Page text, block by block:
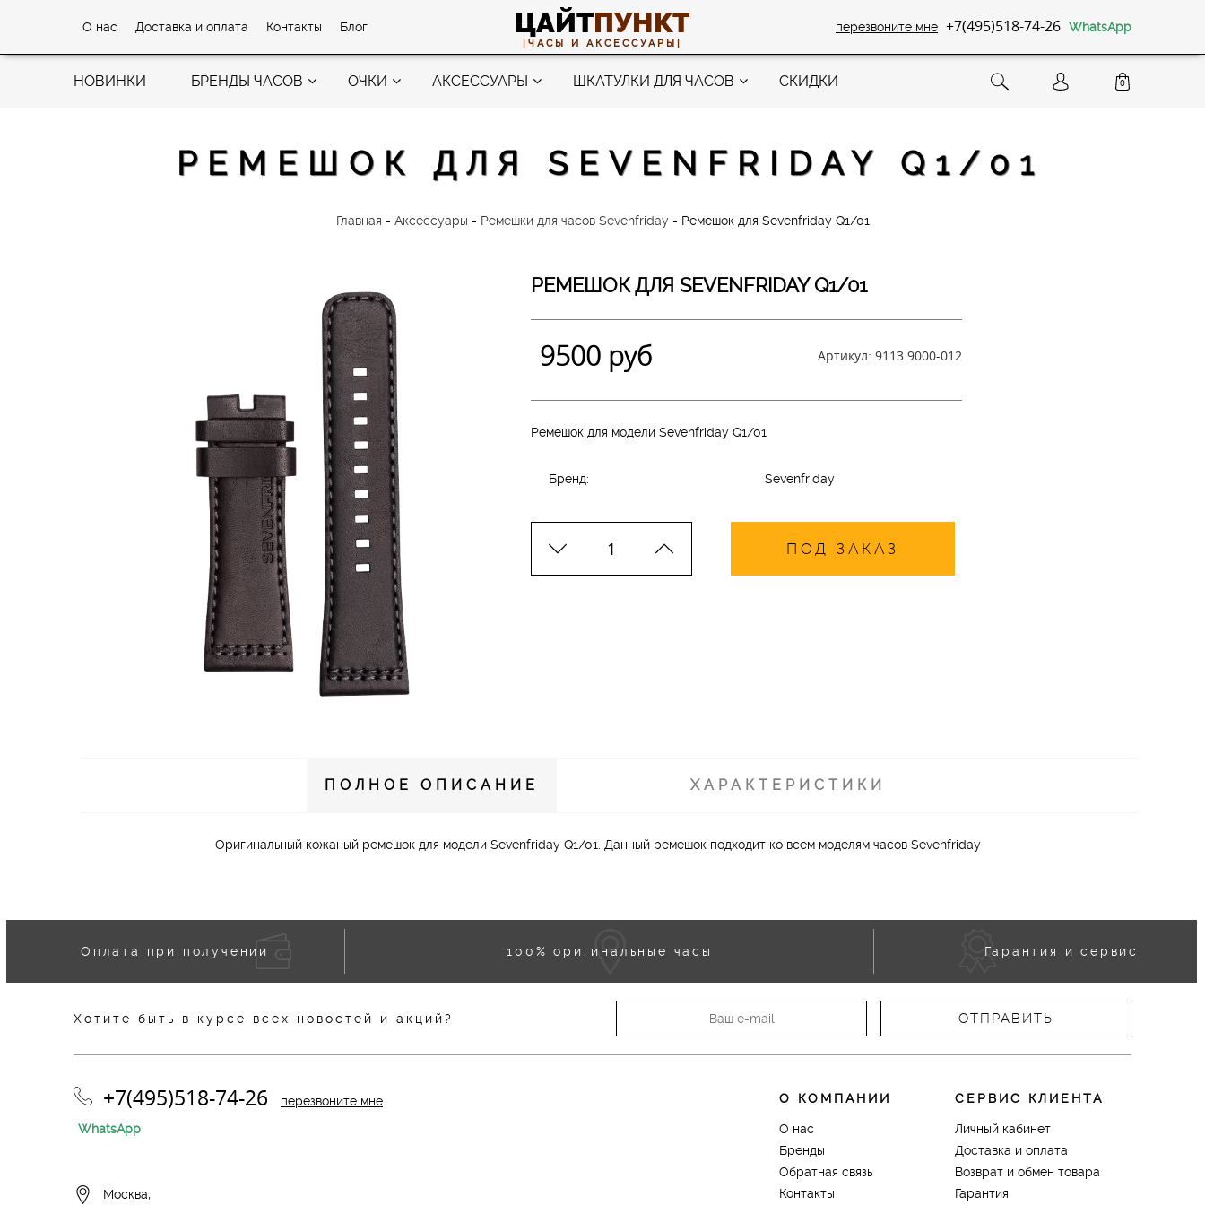
О нас Доставка и оплата Контакты Блог ЦАЙТПУНКТ
|ЧАСЫ И АКСЕССУАРЫ|
перезвоните мне +7(495)518-74-26 WhatsApp
НОВИНКИ БРЕНДЫ ЧАСОВ ОЧКИ АКСЕССУАРЫ ШКАТУЛКИ ДЛЯ ЧАСОВ СКИДКИ 0
Главная - Аксессуары - Ремешки для часов Sevenfriday - Ремешок для Sevenfriday Q1/01
РЕМЕШОК ДЛЯ SEVENFRIDAY Q1/01
РЕМЕШОК ДЛЯ SEVENFRIDAY Q1/01
9500 руб Артикул:9113.9000-012
Ремешок для модели Sevenfriday Q1/01
Бренд: Sevenfriday
ПОД ЗАКАЗ
ПОЛНОЕ ОПИСАНИЕ ХАРАКТЕРИСТИКИ
Оригинальный кожаный ремешок для модели Sevenfriday Q1/01. Данный ремешок подходит ко всем моделям часов Sevenfriday
Оплата при получении 100% оригинальные часы Гарантия и сервис
Хотите быть в курсе всех новостей и акций?
+7(495)518-74-26
перезвоните мне
WhatsApp
Москва,
О КОМПАНИИ
О нас
Бренды
Обратная связь
Контакты
СЕРВИС КЛИЕНТА
Личный кабинет
Доставка и оплата
Возврат и обмен товара
Гарантия